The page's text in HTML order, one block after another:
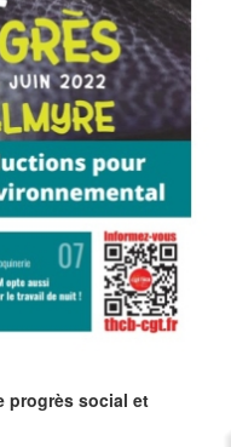
progrès social et